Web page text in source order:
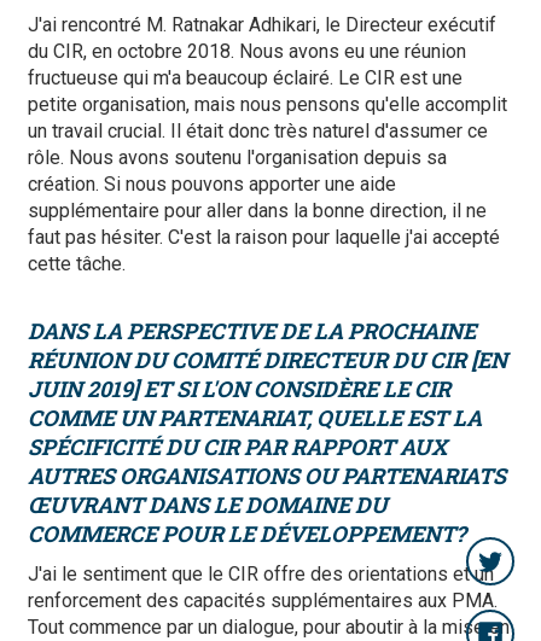
J'ai rencontré M. Ratnakar Adhikari, le Directeur exécutif
du CIR, en octobre 2018. Nous avons eu une réunion
fructueuse qui m'a beaucoup éclairé. Le CIR est une
petite organisation, mais nous pensons qu'elle accomplit
un travail crucial. Il était donc très naturel d'assumer ce
rôle. Nous avons soutenu l'organisation depuis sa
création. Si nous pouvons apporter une aide
supplémentaire pour aller dans la bonne direction, il ne
faut pas hésiter. C'est la raison pour laquelle j'ai accepté
cette tâche.
DANS LA PERSPECTIVE DE LA PROCHAINE
RÉUNION DU COMITÉ DIRECTEUR DU CIR [EN
JUIN 2019] ET SI L'ON CONSIDÈRE LE CIR
COMME UN PARTENARIAT, QUELLE EST LA
SPÉCIFICITÉ DU CIR PAR RAPPORT AUX
AUTRES ORGANISATIONS OU PARTENARIATS
ŒUVRANT DANS LE DOMAINE DU
COMMERCE POUR LE DÉVELOPPEMENT?
J'ai le sentiment que le CIR offre des orientations et un
renforcement des capacités supplémentaires aux PMA.
Tout commence par un dialogue, pour aboutir à la mise en